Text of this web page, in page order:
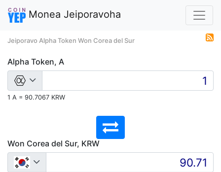
Monea Jeiporavoha
Jeiporavo Alpha Token Won Corea del Sur
Alpha Token, A
1 A = 90.7067 KRW
Won Corea del Sur, KRW